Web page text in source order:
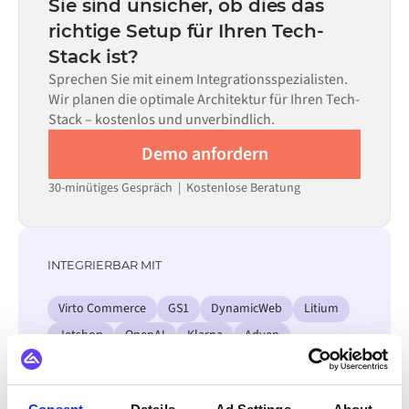
allein nicht ausreicht.
erforderlichen Datenflüsse und Ihrem internen
Prüfprozess. Vorgefertigte Konnektoren für viele
Systeme sind im Alumio Marketplace verfügbar, was die
Einrichtungszeit erheblich verkürzt.
Sie sind unsicher, ob dies das
richtige Setup für Ihren Tech-
Stack ist?
Sprechen Sie mit einem Integrationsspezialisten.
Wir planen die optimale Architektur für Ihren Tech-
Stack – kostenlos und unverbindlich.
Demo anfordern
30-minütiges Gespräch | Kostenlose Beratung
INTEGRIERBAR MIT
Virto Commerce GS1 DynamicWeb
Litium
Jetshop
OpenAI Klarna Adyen
Alle AFAS Integrationen ansehen